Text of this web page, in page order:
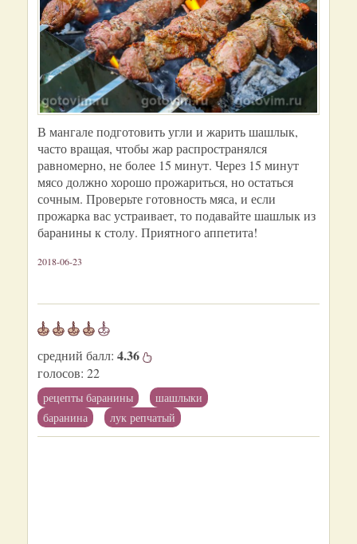
В мангале подготовить угли и жарить шашлык,
часто вращая, чтобы жар распространялся
равномерно, не более 15 минут. Через 15 минут
мясо должно хорошо прожариться, но остаться
сочным. Проверьте готовность мяса, и если
прожарка вас устраивает, то подавайте шашлык из
баранины к столу. Приятного аппетита!
2018-06-23
средний балл: 4.36
голосов: 22
рецепты баранины
шашлыки
баранина
лук репчатый